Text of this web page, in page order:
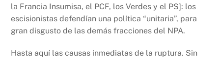
la Francia Insumisa, el PCF, los Verdes y el PS]: los
escisionistas defendían una política “unitaria”, para
gran disgusto de las demás fracciones del NPA.
Hasta aquí las causas inmediatas de la ruptura. Sin